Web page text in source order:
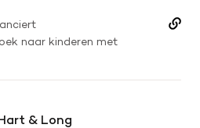
naar kinderen met
& Long